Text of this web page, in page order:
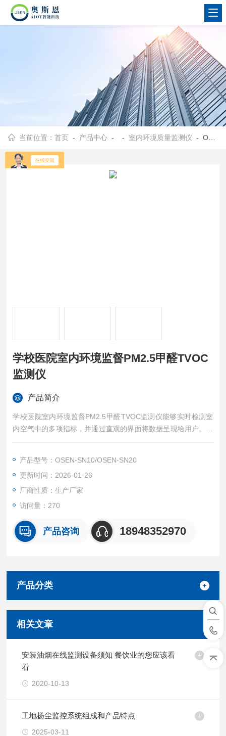
当前位置：首页 - 产品中心 - -室内环境质量监测仪 - OSEN-SN10/OSEN-SN20学校医院室内环境监督PM2.5甲醛TVOC监测仪
学校医院室内环境监督PM2.5甲醛TVOC
监测仪
产品简介
学校医院室内环境监督PM2.5甲醛TVOC监测仪能够实时检测室
内空气中的多项指标，并通过直观的界面将数据呈现给用户。同
时，它支持与智能手机应用程序连接，让用户能够随时查看空气
产品型号：OSEN-SN10/OSEN-SN20
更新时间：2026-01-26
厂商性质：生产厂家
访问量：270
产品咨询 18948352970
产品分类
相关文章
安装油烟在线监测设备须知 餐饮业的您应该看
看
2020-10-13
工地扬尘监控系统组成和产品特点
2025-03-11